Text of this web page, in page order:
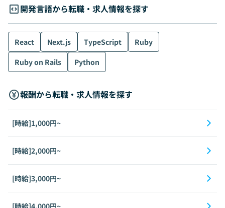
開発言語から転職・求人情報を探す
React Next.js TypeScript
Ruby
Ruby on Rails
Python
報酬から転職・求人情報を探す
[時給]1,000円~
[時給]2,000円~
[時給]3,000円~